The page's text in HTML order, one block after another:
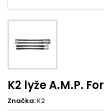
K2 lyže A.M.P.
Značka:K2